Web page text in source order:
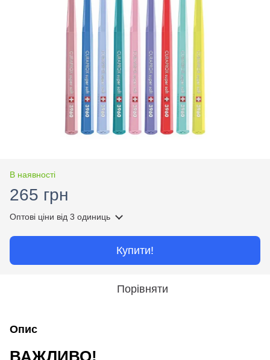
В наявності
265 грн
Оптові ціни від 3 одиниць
Купити!
Порівняти
Опис
ВАЖЛИВО!